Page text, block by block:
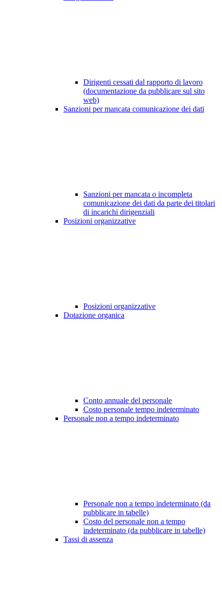
Dirigenti cessati dal rapporto di lavoro
(documentazione da pubblicare sul sito
web)
Sanzioni per mancata comunicazione dei dati
Sanzioni per mancata o incompleta
comunicazione dei dati da parte dei titolari
di incarichi dirigenziali
Posizioni organizzative
Posizioni organizzative
Dotazione organica
Conto annuale del personale
Costo personale tempo indeterminato
Personale non a tempo indeterminato
Personale non a tempo indeterminato (da
pubblicare in tabelle)
Costo del personale non a tempo
indeterminato (da pubblicare in tabelle)
Tassi di assenza